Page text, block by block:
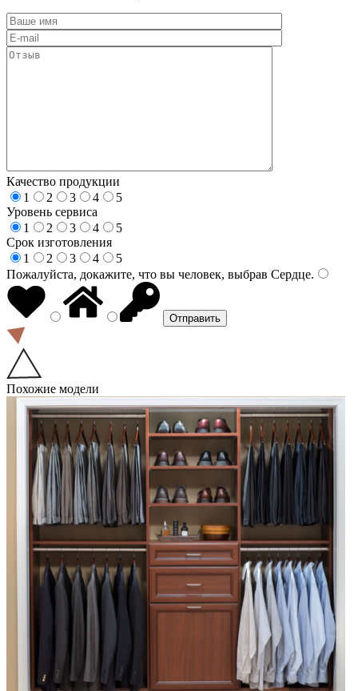
Качество продукции
1
2 3 4
5
Уровень сервиса
1
2 3 4
5
Срок изготовления
1
2 3 4
5
Пожалуйста, докажите, что вы человек, выбрав Сердце.
Похожие модели